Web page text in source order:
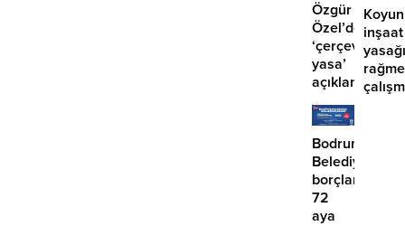
Özgür
Özel’den
‘çerçeve
yasa’
açıklaması:
‘İmza
atma
çabamız
yok’
inşaat
Bodrum
borçlara
72
aya